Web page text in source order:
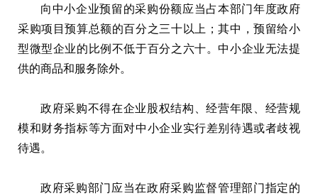
向中小企业预留的采购份额应当占本部门年度政府
采购项目预算总额的百分之三十以上；其中，预留给小
型微型企业的比例不低于百分之六十。中小企业无法提
供的商品和服务除外。
政府采购不得在企业股权结构、经营年限、经营规
模和财务指标等方面对中小企业实行差别待遇或者歧视
待遇。
政府采购部门应当在政府采购监督管理部门指定的